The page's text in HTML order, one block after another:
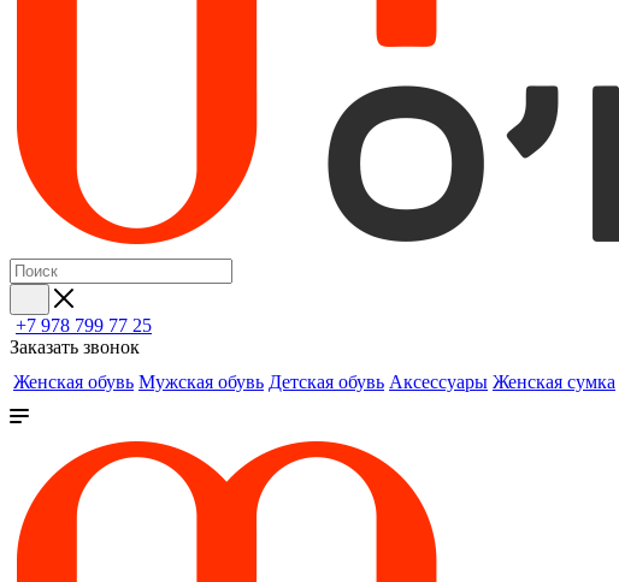
+7 978 799 77 25
Заказать звонок
Женская обувь Мужская обувь Детская обувь Аксессуары Женская сумка